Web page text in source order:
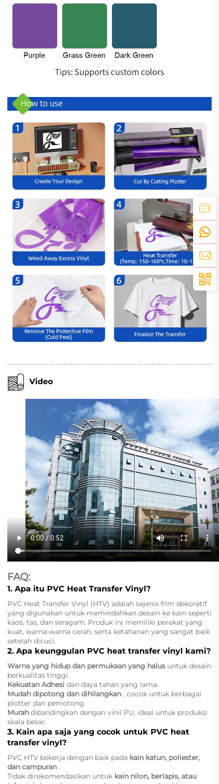
Video
FAQ:
1. Apa itu PVC Heat Transfer Vinyl?
PVC Heat Transfer Vinyl (HTV) adalah sejenis film dekoratif
yang digunakan untuk memindahkan desain ke kain seperti
kaos, tas, dan seragam. Produk ini memiliki perekat yang
kuat, warna-warna cerah, serta ketahanan yang sangat baik
setelah dicuci.
2. Apa keunggulan PVC heat transfer vinyl kami?
Warna yang hidup dan permukaan yang halus untuk desain
berkualitas tinggi.
Kekuatan Adhesi dan daya tahan yang lama.
Mudah dipotong dan dihilangkan , cocok untuk berbagai
plotter dan pemotong.
Murah dibandingkan dengan vinil PU, ideal untuk produksi
skala besar.
3. Kain apa saja yang cocok untuk PVC heat
transfer vinyl?
PVC HTV bekerja dengan baik pada kain katun, poliester,
dan campuran .
Tidak direkomendasikan untuk kain nilon, berlapis, atau